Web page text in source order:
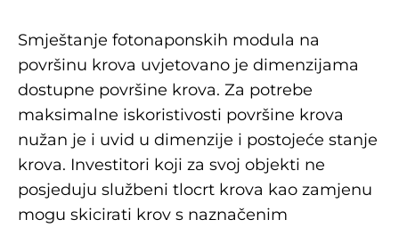
Smještanje fotonaponskih modula na
površinu krova uvjetovano je dimenzijama
dostupne površine krova. Za potrebe
maksimalne iskoristivosti površine krova
nužan je i uvid u dimenzije i postojeće stanje
krova. Investitori koji za svoj objekti ne
posjeduju službeni tlocrt krova kao zamjenu
mogu skicirati krov s naznačenim